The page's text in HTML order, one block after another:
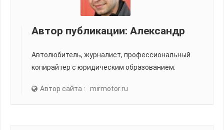
Автор публикации: Александр
Автолюбитель, журналист, профессиональный
копирайтер с юридическим образованием.
Автор сайта : mirmotor.ru